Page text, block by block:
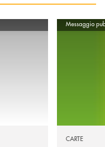
Scopri di
Messaggio
CARTE